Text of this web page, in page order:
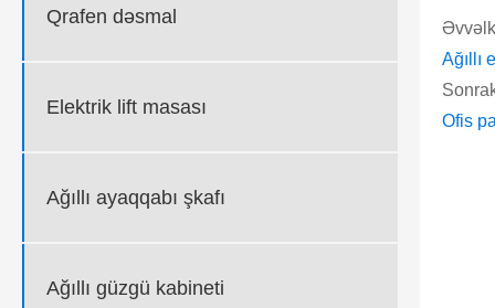
Qrafen dəsmal
Elektrik lift masası
Ağıllı ayaqqabı şkafı
Ağıllı güzgü kabineti
Ağıllı
Ofis